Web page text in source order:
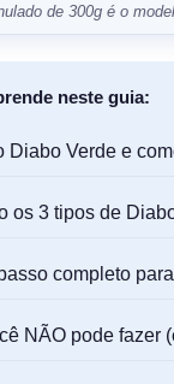
de 300g é o
neste guia:
Diabo Verde e
os 3 tipos de
completo
NÃO pode fazer